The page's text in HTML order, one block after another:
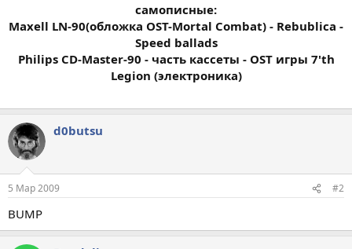
самописные:
Maxell LN-90(обложка OST-Mortal Combat) - Rebublica -
Speed ballads
Philips CD-Master-90 - часть кассеты - OST игры 7'th
Legion (электроника)
d0butsu
5 Мар 2009 #2
BUMP